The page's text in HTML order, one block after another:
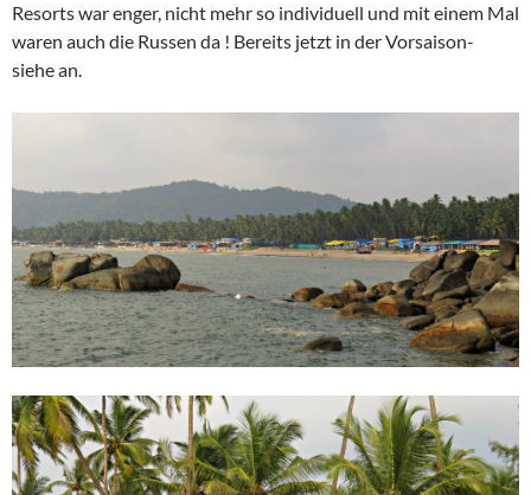
Resorts war enger, nicht mehr so individuell und mit einem Mal
waren auch die Russen da ! Bereits jetzt in der Vorsaison-
siehe an.